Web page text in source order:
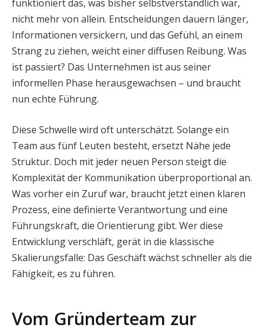
funktioniert das, was bisher selbstverständlich war,
nicht mehr von allein. Entscheidungen dauern länger,
Informationen versickern, und das Gefühl, an einem
Strang zu ziehen, weicht einer diffusen Reibung. Was
ist passiert? Das Unternehmen ist aus seiner
informellen Phase herausgewachsen – und braucht
nun echte Führung.
Diese Schwelle wird oft unterschätzt. Solange ein
Team aus fünf Leuten besteht, ersetzt Nähe jede
Struktur. Doch mit jeder neuen Person steigt die
Komplexität der Kommunikation überproportional an.
Was vorher ein Zuruf war, braucht jetzt einen klaren
Prozess, eine definierte Verantwortung und eine
Führungskraft, die Orientierung gibt. Wer diese
Entwicklung verschläft, gerät in die klassische
Skalierungsfalle: Das Geschäft wächst schneller als die
Fähigkeit, es zu führen.
Vom Gründerteam zur